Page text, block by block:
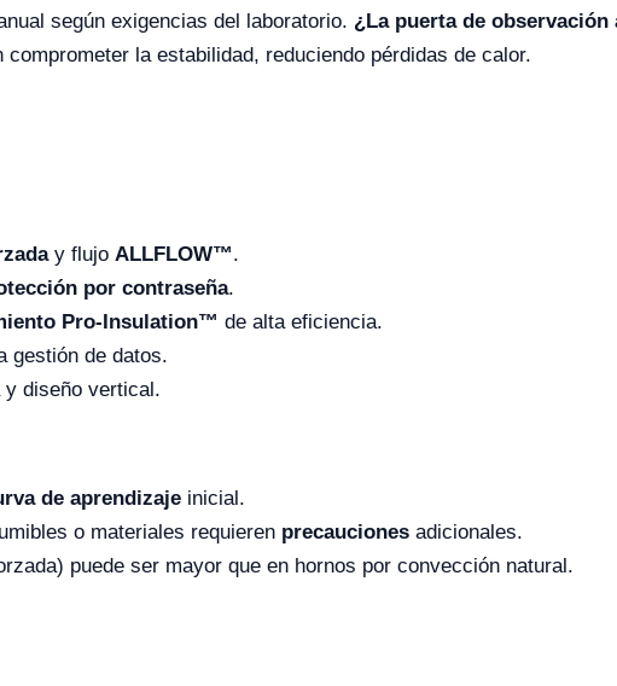
según exigencias del laboratorio. ¿La puerta de observación
comprometer la estabilidad, reduciendo pérdidas de calor.
y flujo ALLFLOW™.
por contraseña.
Pro-Insulation™ de alta eficiencia.
gestión de datos.
y diseño vertical.
de aprendizaje inicial.
o materiales requieren precauciones adicionales.
puede ser mayor que en hornos por convección natural.